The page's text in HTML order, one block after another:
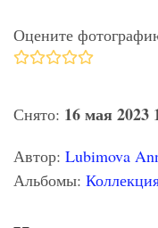
Оцените
Снято: 16 мая 2023
Автор: Lubimova
Альбомы: